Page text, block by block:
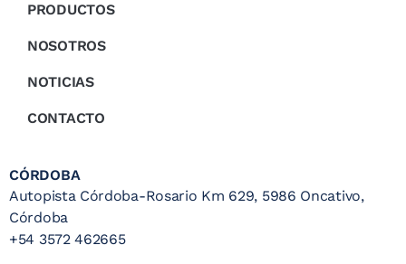
PRODUCTOS
NOSOTROS
NOTICIAS
CONTACTO
CÓRDOBA
Autopista Córdoba-Rosario Km 629, 5986 Oncativo,
Córdoba
+54 3572 462665